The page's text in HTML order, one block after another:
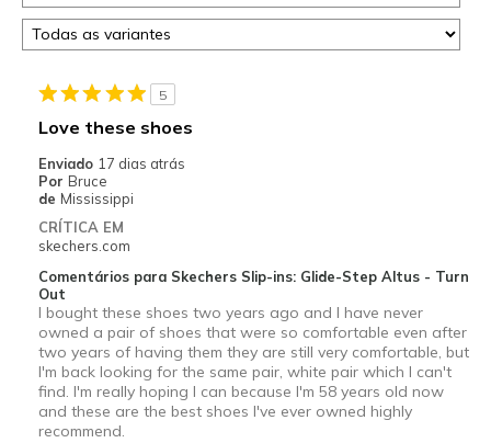
5
Love these shoes
Enviado 17 dias atrás
Por Bruce
de Mississippi
CRÍTICA EM
skechers.com
Comentários para Skechers Slip-ins: Glide-Step Altus - Turn
Out
I bought these shoes two years ago and I have never
owned a pair of shoes that were so comfortable even after
two years of having them they are still very comfortable, but
I'm back looking for the same pair, white pair which I can't
find. I'm really hoping I can because I'm 58 years old now
and these are the best shoes I've ever owned highly
recommend.